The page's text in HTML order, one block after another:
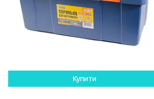
Купити